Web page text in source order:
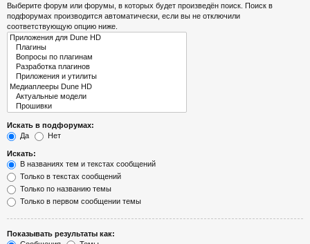
Выберите форум или форумы, в которых будет произведён поиск. Поиск в
подфорумах производится автоматически, если вы не отключили
соответствующую опцию ниже.
Искать в подфорумах:
Да
Нет
Искать:
В названиях тем и текстах сообщений
Только в текстах сообщений
Только по названию темы
Только в первом сообщении темы
Показывать результаты как: